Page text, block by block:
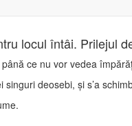
locul întâi. Prilejul
ce nu vor vedea
deosebi, şi s’a